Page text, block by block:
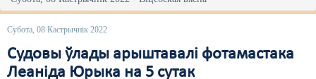
Субота, 08 Кастрычнік 2022
Судовы ўлады арыштавалі фотамастака
Леаніда Юрыка на 5 сутак
Выбары
Пра нас